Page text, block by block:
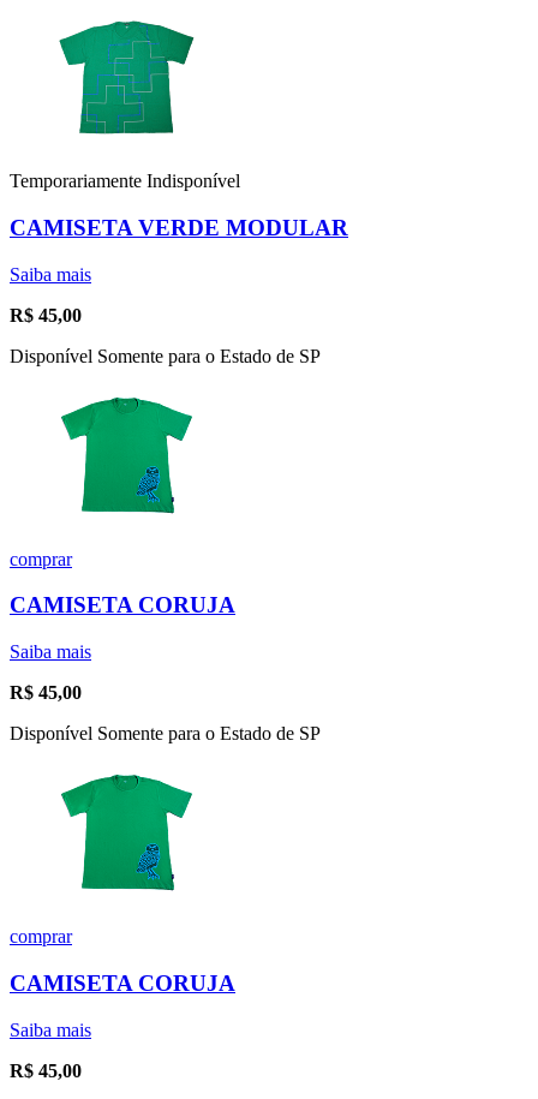
Temporariamente Indisponível
CAMISETA VERDE MODULAR
Saiba mais
R$ 45,00
Disponível Somente para o Estado de SP
comprar
CAMISETA CORUJA
Saiba mais
R$ 45,00
Disponível Somente para o Estado de SP
comprar
CAMISETA CORUJA
Saiba mais
R$ 45,00